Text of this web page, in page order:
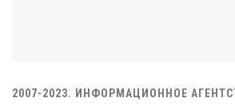
2007-2023. ИНФОРМАЦИОННОЕ